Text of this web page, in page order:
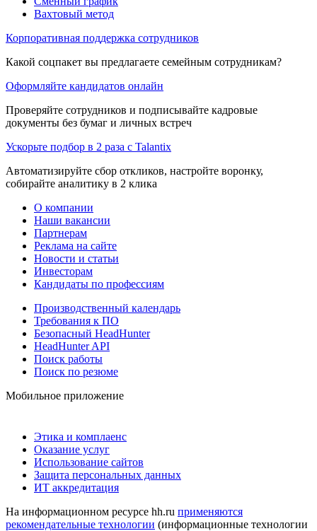
Вахтовый метод
Корпоративная поддержка сотрудников
Какой соцпакет вы предлагаете семейным сотрудникам?
Оформляйте кандидатов онлайн
Проверяйте сотрудников и подписывайте кадровые
документы без бумаг и личных встреч
Ускорьте подбор в 2 раза с Talantix
Автоматизируйте сбор откликов, настройте воронку,
собирайте аналитику в 2 клика
О компании
Наши вакансии
Партнерам
Реклама на сайте
Новости и статьи
Инвесторам
Кандидаты по профессиям
Производственный календарь
Требования к ПО
Безопасный HeadHunter
HeadHunter API
Поиск работы
Поиск по резюме
Мобильное приложение
Этика и комплаенс
Оказание услуг
Использование сайтов
Защита персональных данных
ИТ аккредитация
На информационном ресурсе hh.ru применяются
рекомендательные технологии (информационные технологии